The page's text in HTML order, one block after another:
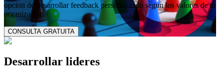
opcion de desarrollar feedback personalizado segun los valores de tu
organizacion.
CONSULTA GRATUITA
Desarrollar lideres